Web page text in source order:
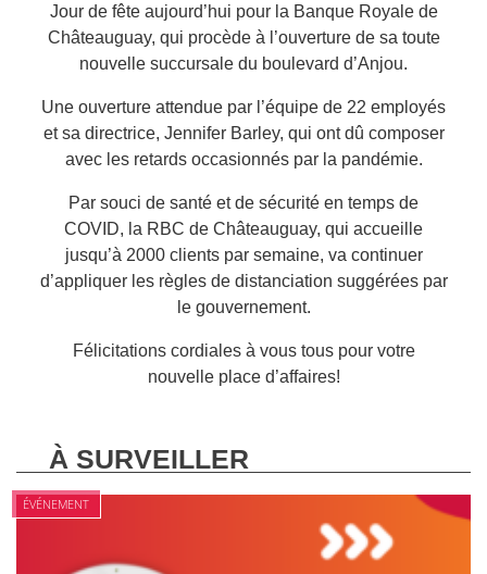
Jour de fête aujourd’hui pour la Banque Royale de
Châteauguay, qui procède à l’ouverture de sa toute
nouvelle succursale du boulevard d’Anjou.
Une ouverture attendue par l’équipe de 22 employés
et sa directrice, Jennifer Barley, qui ont dû composer
avec les retards occasionnés par la pandémie.
Par souci de santé et de sécurité en temps de
COVID, la RBC de Châteauguay, qui accueille
jusqu’à 2000 clients par semaine, va continuer
d’appliquer les règles de distanciation suggérées par
le gouvernement.
Félicitations cordiales à vous tous pour votre
nouvelle place d’affaires!
À SURVEILLER
ÉVÉNEMENT